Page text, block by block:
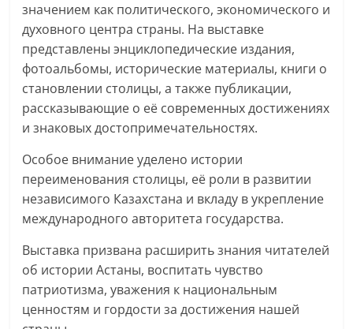
значением как политического, экономического и
духовного центра страны. На выставке
представлены энциклопедические издания,
фотоальбомы, исторические материалы, книги о
становлении столицы, а также публикации,
рассказывающие о её современных достижениях
и знаковых достопримечательностях.
Особое внимание уделено истории
переименования столицы, её роли в развитии
независимого Казахстана и вкладу в укрепление
международного авторитета государства.
Выставка призвана расширить знания читателей
об истории Астаны, воспитать чувство
патриотизма, уважения к национальным
ценностям и гордости за достижения нашей